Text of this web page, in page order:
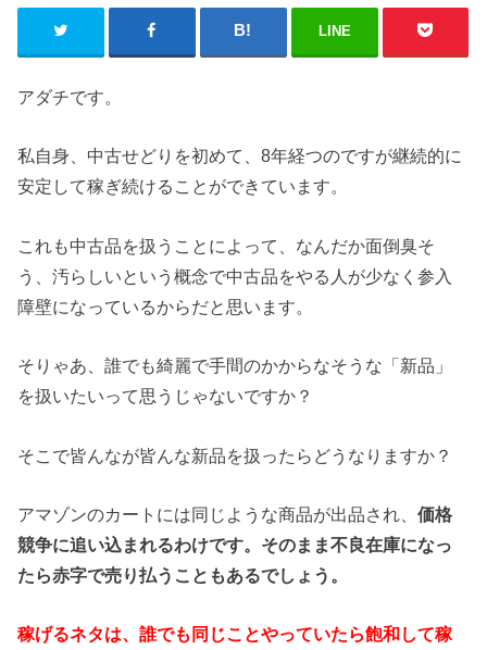
LINE
アダチです。
私自身、中古せどりを初めて、8年経つのですが継続的に
安定して稼ぎ続けることができています。
これも中古品を扱うことによって、なんだか面倒臭そ
う、汚らしいという概念で中古品をやる人が少なく参入
障壁になっているからだと思います。
そりゃあ、誰でも綺麗で手間のかからなそうな「新品」
を扱いたいって思うじゃないですか？
そこで皆んなが皆んな新品を扱ったらどうなりますか？
アマゾンのカートには同じような商品が出品され、価格
競争に追い込まれるわけです。そのまま不良在庫になっ
たら赤字で売り払うこともあるでしょう。
稼げるネタは、誰でも同じことやっていたら飽和して稼